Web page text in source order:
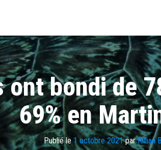
bondi de
69% en
Publié le 1 octobre 2021parKillian